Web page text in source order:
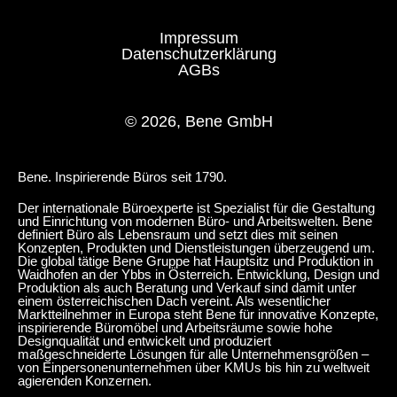
© 2026, Bene GmbH
Impressum
Datenschutzerklärung
AGBs
Bene. Inspirierende Büros seit 1790.
Der internationale Büroexperte ist Spezialist für die Gestaltung
und Einrichtung von modernen Büro- und Arbeitswelten. Bene
definiert Büro als Lebensraum und setzt dies mit seinen
Konzepten, Produkten und Dienstleistungen überzeugend um.
Die global tätige Bene Gruppe hat Hauptsitz und Produktion in
Waidhofen an der Ybbs in Österreich. Entwicklung, Design und
Produktion als auch Beratung und Verkauf sind damit unter
einem österreichischen Dach vereint. Als wesentlicher
Marktteilnehmer in Europa steht Bene für innovative Konzepte,
inspirierende Büromöbel und Arbeitsräume sowie hohe
Designqualität und entwickelt und produziert
maßgeschneiderte Lösungen für alle Unternehmensgrößen –
von Einpersonenunternehmen über KMUs bis hin zu weltweit
agierenden Konzernen.